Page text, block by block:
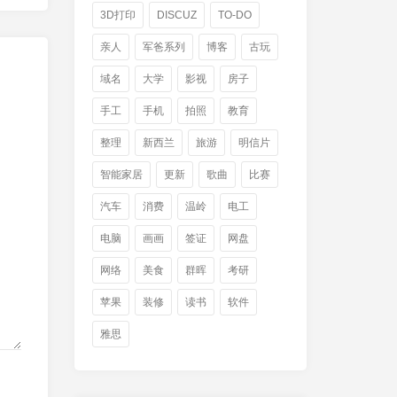
3D打印 DISCUZ TO-DO
亲人 军爸系列 博客 古玩
域名 大学 影视 房子
手工 手机 拍照 教育
整理 新西兰 旅游 明信片
智能家居 更新 歌曲 比赛
汽车 消费 温岭 电工
电脑 画画 签证 网盘
网络 美食 群晖 考研
苹果 装修 读书 软件
雅思